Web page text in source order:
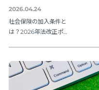
2026.04.24
社会保険の加入条件と
は？2026年法改正ポイ